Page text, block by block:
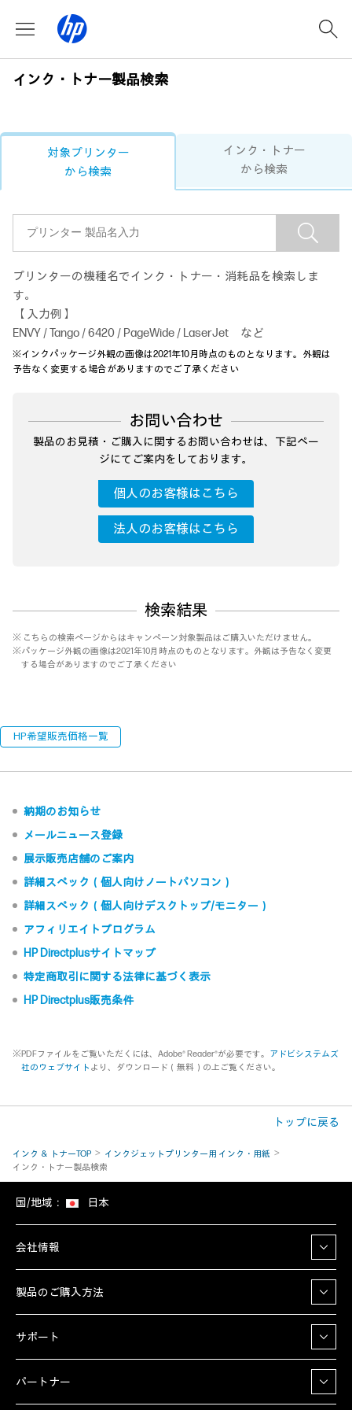
インク・トナー製品検索
対象プリンター
から検索
インク・トナー
から検索
プリンターの機種名でインク・トナー・消耗品を検索しま
す。
【 入力例 】
ENVY / Tango / 6420 / PageWide / LaserJet など
※インクパッケージ外観の画像は2021年10月時点のものとなります。外観は
予告なく変更する場合がありますのでご了承ください
お問い合わせ
製品のお見積・ご購入に関するお問い合わせは、下記ペー
ジにてご案内をしております。
個人のお客様はこちら
法人のお客様はこちら
検索結果
※ こちらの検索ページからはキャンペーン対象製品はご購入いただけません。
※パッケージ外観の画像は2021年10月時点のものとなります。外観は予告なく変更
する場合がありますのでご了承ください
HP希望販売価格一覧
納期のお知らせ
メールニュース登録
展示販売店舗のご案内
詳細スペック（個人向けノートパソコン）
詳細スペック（個人向けデスクトップ/モニター）
アフィリエイトプログラム
HP Directplusサイトマップ
特定商取引に関する法律に基づく表示
HP Directplus販売条件
※PDFファイルをご覧いただくには、Adobe® Reader®が必要です。 アドビシステムズ
社のウェブサイト より、ダウンロード（無料）の上ご覧ください。
トップに戻る
インク ＆ トナーTOP
インクジェットプリンター用 インク・用紙
インク・トナー製品検索
国/地域： 日本
会社情報
製品のご購入方法
サポート
パートナー